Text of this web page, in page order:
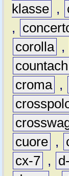
klasse ,
,
corolla ,
countach
croma ,
cuore ,
cx-7 ,